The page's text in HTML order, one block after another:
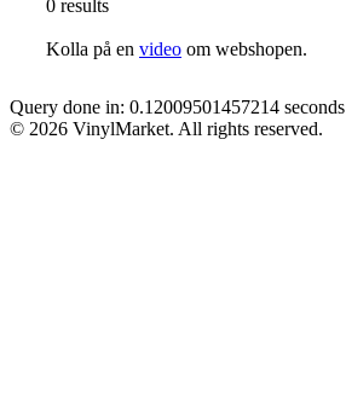
0 results
Kolla på en video om webshopen.
Query done in: 0.12009501457214 seconds
© 2026 VinylMarket. All rights reserved.